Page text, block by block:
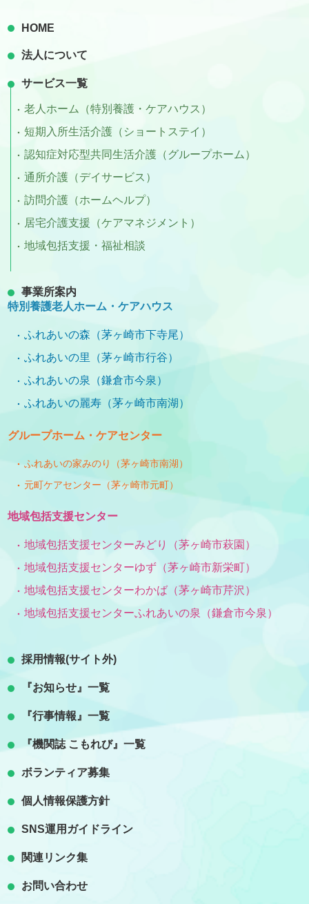
HOME
法人について
サービス一覧
老人ホーム（特別養護・ケアハウス）
短期入所生活介護（ショートステイ）
認知症対応型共同生活介護（グループホーム）
通所介護（デイサービス）
訪問介護（ホームヘルプ）
居宅介護支援（ケアマネジメント）
地域包括支援・福祉相談
事業所案内
特別養護老人ホーム・ケアハウス
ふれあいの森（茅ヶ崎市下寺尾）
ふれあいの里（茅ヶ崎市行谷）
ふれあいの泉（鎌倉市今泉）
ふれあいの麗寿（茅ヶ崎市南湖）
グループホーム・ケアセンター
ふれあいの家みのり（茅ヶ崎市南湖）
元町ケアセンター（茅ヶ崎市元町）
地域包括支援センター
地域包括支援センターみどり（茅ヶ崎市萩園）
地域包括支援センターゆず（茅ヶ崎市新栄町）
地域包括支援センターわかば（茅ヶ崎市芹沢）
地域包括支援センターふれあいの泉（鎌倉市今泉）
採用情報(サイト外)
『お知らせ』一覧
『行事情報』一覧
『機関誌 こもれび』一覧
ボランティア募集
個人情報保護方針
SNS運用ガイドライン
関連リンク集
お問い合わせ